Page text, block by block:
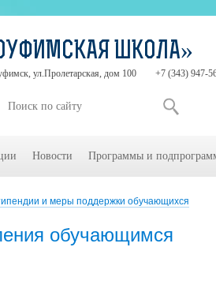
и меры поддержки обучающихся
обучающимся
ШКОЛА»
ул.Пролетарская, дом 100 +7 (343) 947-
Новости Программы и